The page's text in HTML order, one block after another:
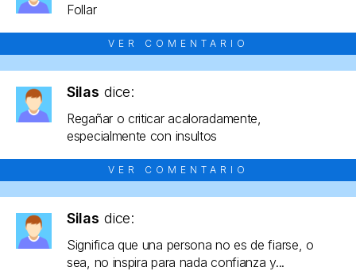
Follar
VER COMENTARIO
Silas dice:
Regañar o criticar acaloradamente,
especialmente con insultos
VER COMENTARIO
Silas dice:
Significa que una persona no es de fiarse, o
sea, no inspira para nada confianza y...